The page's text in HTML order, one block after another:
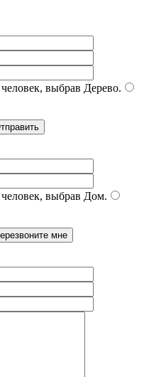
выбрав Дерево.
выбрав Дом.